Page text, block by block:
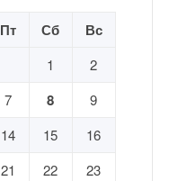
Пт Сб Вс
1
2
7 8
9
14 15
16
21 22
23